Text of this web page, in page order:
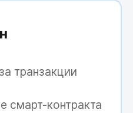
транзакции
смарт-контракта